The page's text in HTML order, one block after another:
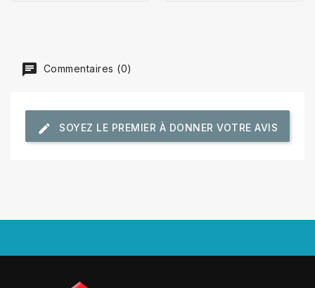
Commentaires (0)
SOYEZ LE PREMIER À DONNER VOTRE AVIS